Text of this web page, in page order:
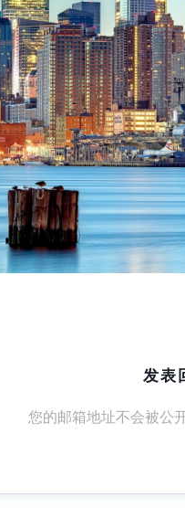
发表
您的邮箱地址不会被公开